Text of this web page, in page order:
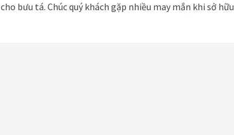
bưu tá. Chúc quý khách gặp nhiều may mắn khi sở hữu